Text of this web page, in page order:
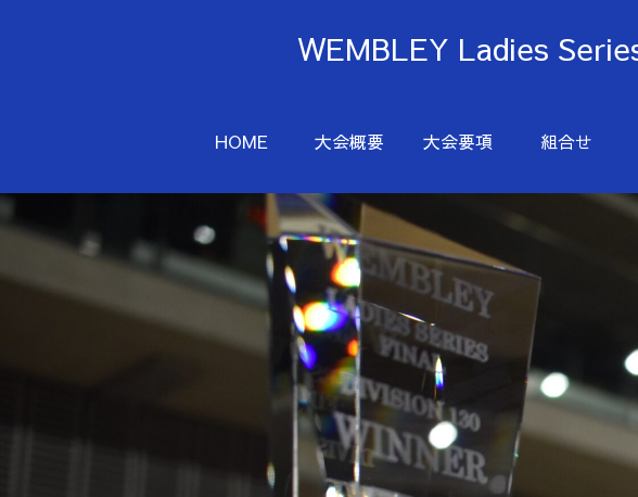
WEMBLEY Ladies
HOME 大会概要 大会要項 組合せ